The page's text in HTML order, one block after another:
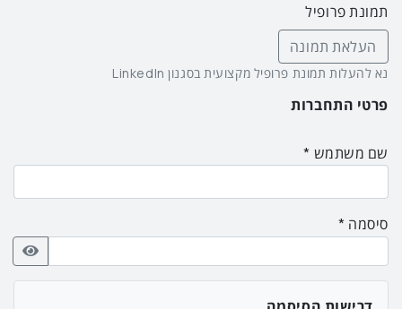
תמונת פרופיל
העלאת תמונה
נא להעלות תמונת פרופיל מקצועית בסגנון LinkedIn
פרטי התחברות
שם משתמש
סיסמה